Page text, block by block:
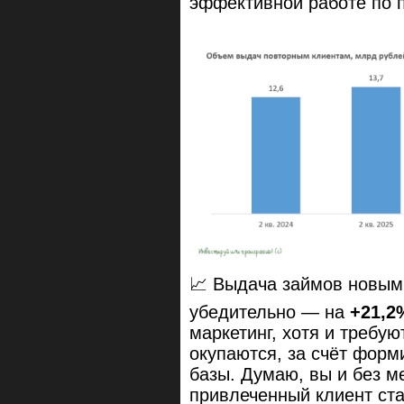
📈 Выдача займов
убедительно — на
маркетинг, хотя и
окупаются, за счёт
базы. Думаю, вы и без
привлеченный клиент